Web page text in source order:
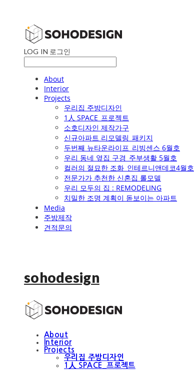
LOG IN 로그인
About
Interior
Projects
우리집 주방디자인
1人 SPACE_프로젝트
소호디자인 제작가구
신규아파트 리모델링_패키지
두번째 뉴타운라이프_리빙센스 6월호
우리 동네 옆집 구경_주부생활 5월호
컬러의 절묘한 조화_인테르니앤데코4월호
전문가가 추천한 신혼집 롤모델
우리 모두의 집 : REMODELING
치밀한 조명 계획이 돋보이는 아파트
Media
주방제작
견적문의
sohodesign
About
Interior
Projects
우리집 주방디자인
1人 SPACE_프로젝트